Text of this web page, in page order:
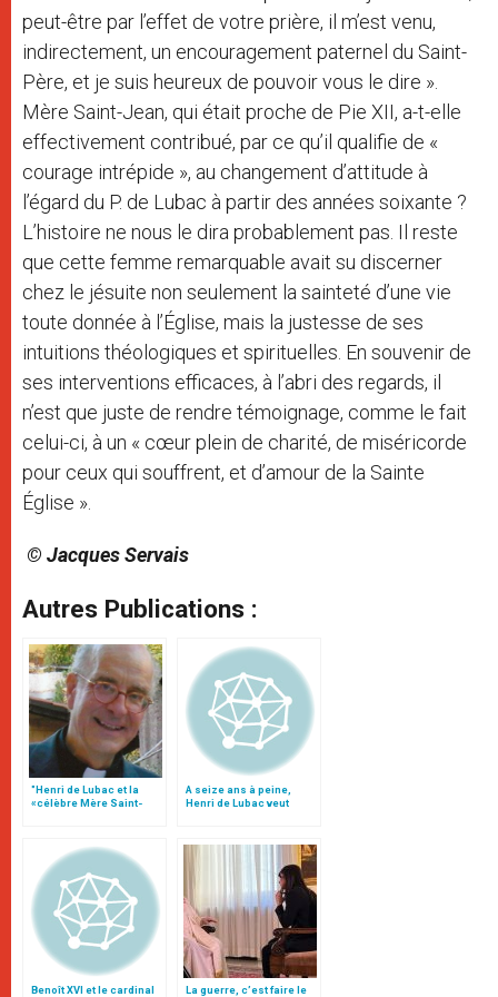
peut-être par l’effet de votre prière, il m’est venu,
indirectement, un encouragement paternel du Saint-
Père, et je suis heureux de pouvoir vous le dire ».
Mère Saint-Jean, qui était proche de Pie XII, a-t-elle
effectivement contribué, par ce qu’il qualifie de «
courage intrépide », au changement d’attitude à
l’égard du P. de Lubac à partir des années soixante ?
L’histoire ne nous le dira probablement pas. Il reste
que cette femme remarquable avait su discerner
chez le jésuite non seulement la sainteté d’une vie
toute donnée à l’Église, mais la justesse de ses
intuitions théologiques et spirituelles. En souvenir de
ses interventions efficaces, à l’abri des regards, il
n’est que juste de rendre témoignage, comme le fait
celui-ci, à un « cœur plein de charité, de miséricorde
pour ceux qui souffrent, et d’amour de la Sainte
Église ».
© Jacques Servais
Autres Publications :
"Henri de Lubac et la
«célèbre Mère Saint-
A seize ans à peine,
Henri de Lubac veut
Benoît XVI et le cardinal
La guerre, c’est faire le